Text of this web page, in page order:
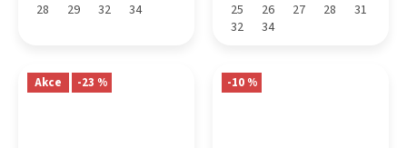
28 29 32 34 25 26 27 28
31
32
34
Akce -23 % -10 %